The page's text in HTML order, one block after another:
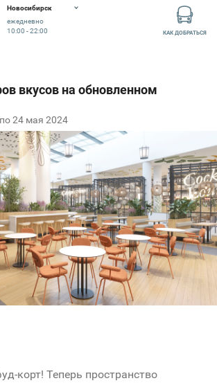
Новосибирск
ежедневно
10:00 - 22:00
КАК ДОБРАТЬСЯ
24 мая 2024
корт! Теперь пространство